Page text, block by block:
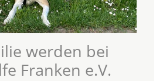
werden bei
Franken e.V.